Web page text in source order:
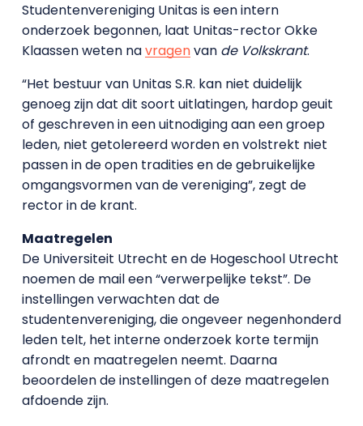
Studentenvereniging Unitas is een intern
onderzoek begonnen, laat Unitas-rector Okke
Klaassen weten navragenvan de Volkskrant.
“Het bestuur van Unitas S.R. kan niet duidelijk
genoeg zijn dat dit soort uitlatingen, hardop geuit
of geschreven in een uitnodiging aan een groep
leden, niet getolereerd worden en volstrekt niet
passen in de open tradities en de gebruikelijke
omgangsvormen van de vereniging”, zegt de
rector in de krant.
Maatregelen
De Universiteit Utrecht en de Hogeschool Utrecht
noemen de mail een “verwerpelijke tekst”. De
instellingen verwachten dat de
studentenvereniging, die ongeveer negenhonderd
leden telt, het interne onderzoek korte termijn
afrondt en maatregelen neemt. Daarna
beoordelen de instellingen of deze maatregelen
afdoende zijn.